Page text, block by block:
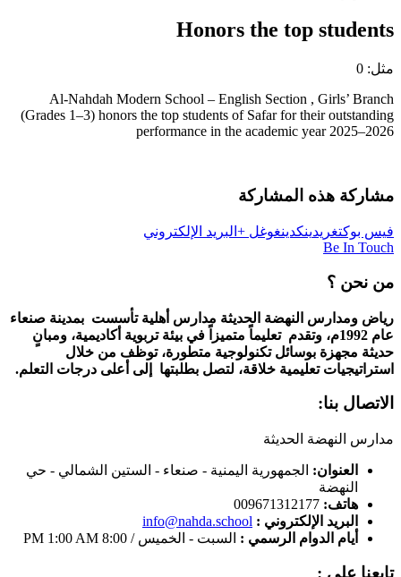
Honors the top students
مثل: 0
Al-Nahdah Modern School – English Section , Girls’ Branch
(Grades 1–3) honors the top students of Safar for their outstanding
performance in the academic year 2025–2026
مشاركة هذه المشاركة
فيس بوكتغريدينكدينغوغل + البريد الإلكتروني
Be In Touch
من نحن ؟
رياض ومدارس النهضة الحديثة مدارس أهلية تأسست بمدينة صنعاء
عام 1992م، وتقدم تعليماً متميزاً في بيئة تربوية أكاديمية، ومبانٍ
حديثة مجهزة بوسائل تكنولوجية متطورة، توظف من خلال
استراتيجيات تعليمية خلاقة، لتصل بطلبتها إلى أعلى درجات التعلم.
الاتصال بنا:
مدارس النهضة الحديثة
العنوان: الجمهورية اليمنية - صنعاء - الستين الشمالي - حي
النهضة
هاتف: 009671312177
البريد الإلكتروني : info@nahda.school
أيام الدوام الرسمي : السبت - الخميس / 8:00 PM 1:00 AM
تابعنا على :